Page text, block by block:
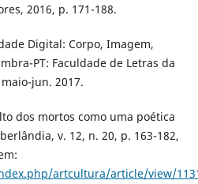
2016, p. 171-188.
Digital: Corpo, Imagem,
PT: Faculdade de Letras da
jun. 2017.
dos mortos como uma poética
v. 12, n. 20, p. 163-182,
artcultura/article/view/